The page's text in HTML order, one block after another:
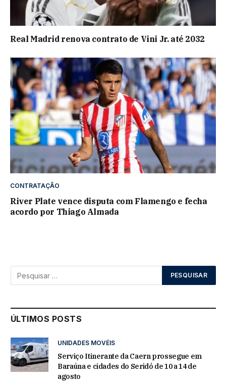
Real Madrid renova contrato de Vini Jr. até 2032
CONTRATAÇÃO
River Plate vence disputa com Flamengo e fecha
acordo por Thiago Almada
ÚLTIMOS POSTS
UNIDADES MOVÉIS
Serviço Itinerante da Caern prossegue em
Baraúna e cidades do Seridó de 10 a 14 de
agosto